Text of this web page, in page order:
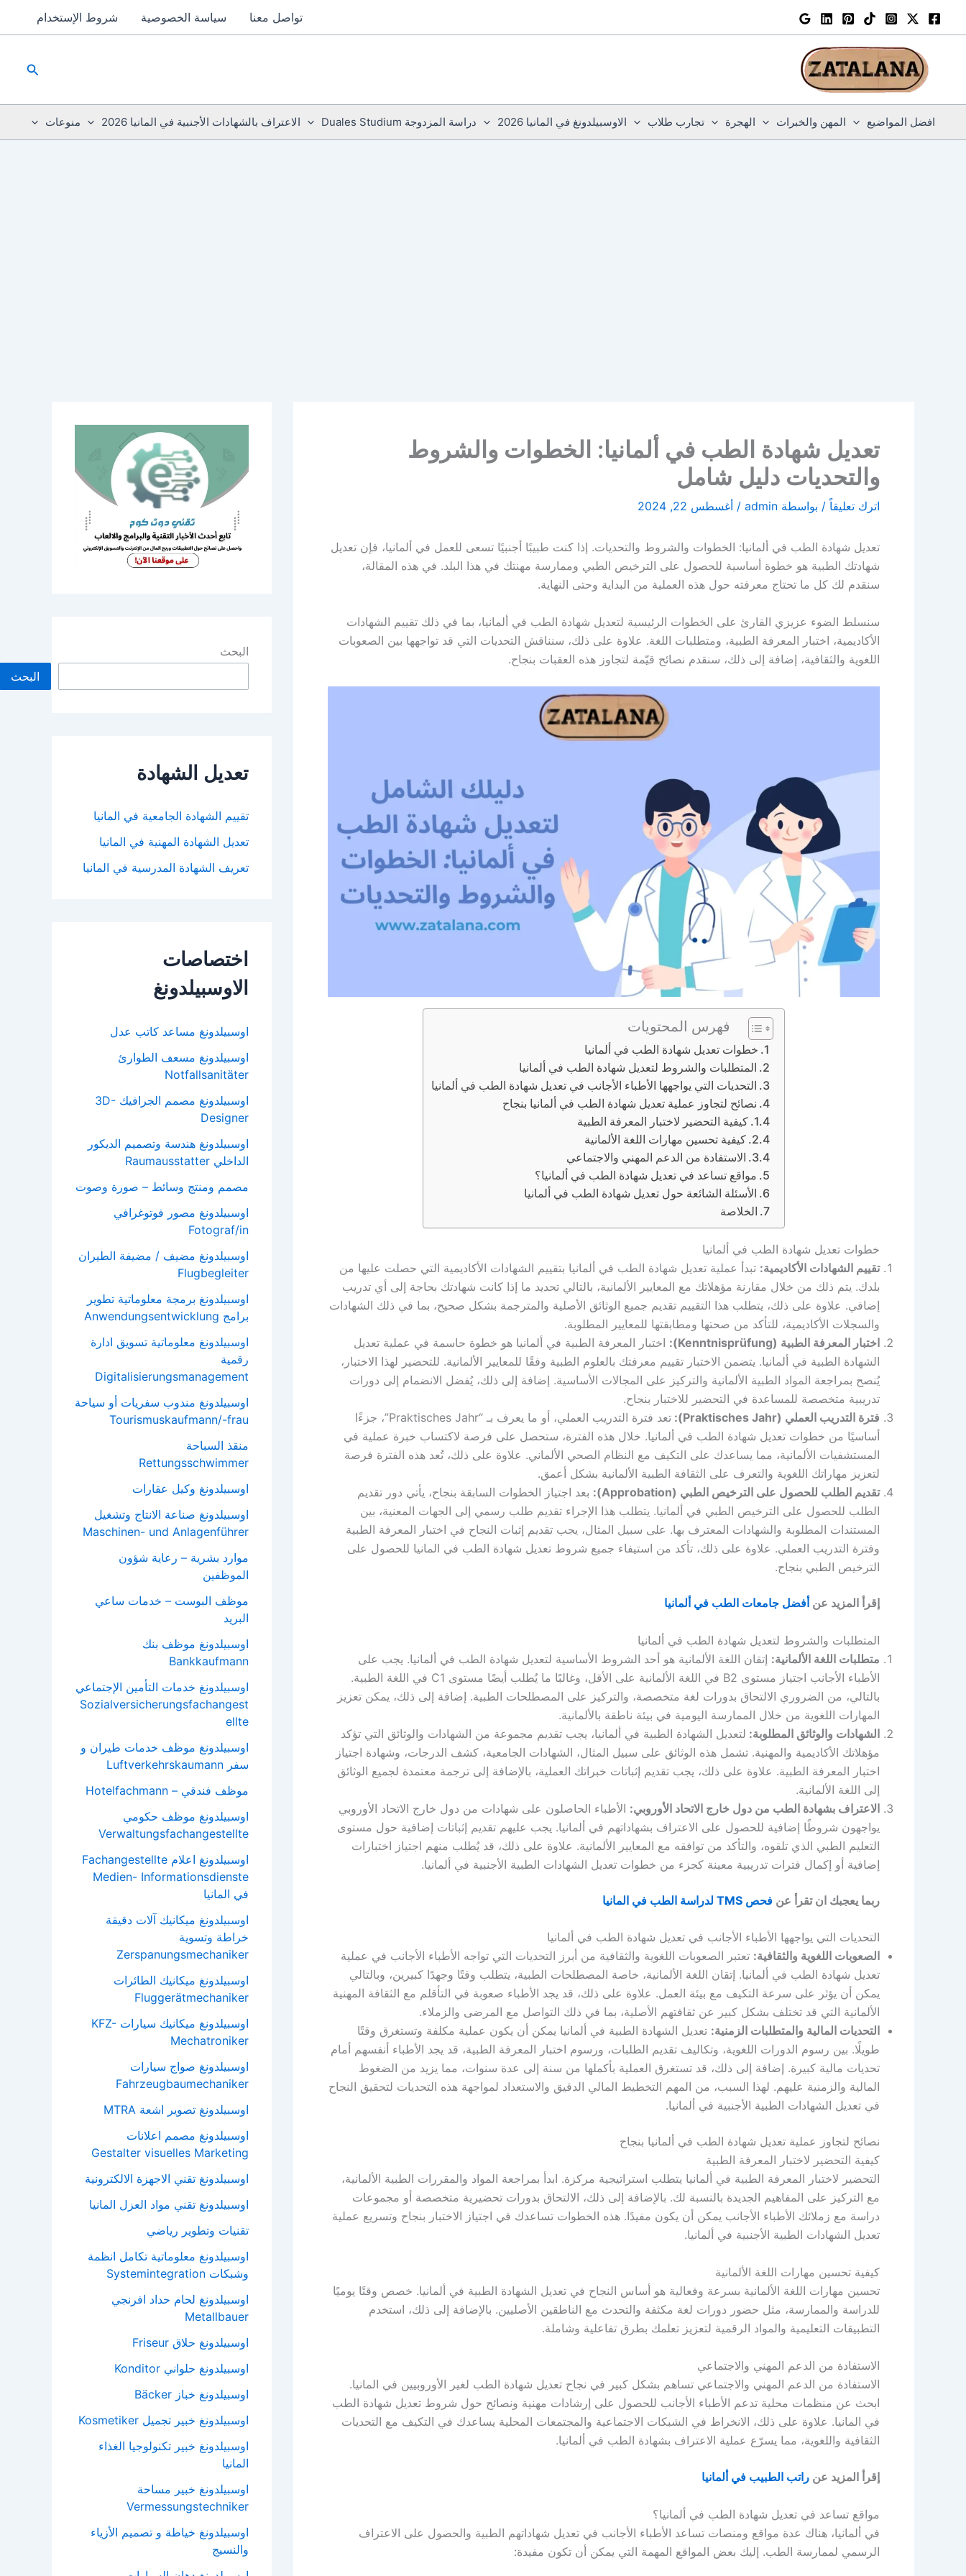
تواصل معنا سياسة الخصوصية شروط الإستخدام
البحث
افضل المواضيع المهن والخبرات الهجرة تجارب طلاب الاوسبيلدونغ في المانيا 2026 دراسة المزدوجة Duales Studium الاعتراف بالشهادات الأجنبية في المانيا 2026 منوعات
تعديل شهادة الطب في ألمانيا: الخطوات والشروط
والتحديات دليل شامل
اترك تعليقاً / بواسطة admin
/ أغسطس 22, 2024
تعديل شهادة الطب في ألمانيا: الخطوات والشروط والتحديات. إذا كنت طبيبًا أجنبيًا تسعى للعمل في ألمانيا، فإن تعديل
شهادتك الطبية هو خطوة أساسية للحصول على الترخيص الطبي وممارسة مهنتك في هذا البلد. في هذه المقالة،
سنقدم لك كل ما تحتاج معرفته حول هذه العملية من البداية وحتى النهاية.
سنسلط الضوء عزيزي القارئ على الخطوات الرئيسية لتعديل شهادة الطب في ألمانيا، بما في ذلك تقييم الشهادات
الأكاديمية، اختبار المعرفة الطبية، ومتطلبات اللغة. علاوة على ذلك، سنناقش التحديات التي قد تواجهها بين الصعوبات
اللغوية والثقافية، إضافة إلى ذلك، سنقدم نصائح قيّمة لتجاوز هذه العقبات بنجاح.
فهرس المحتويات
خطوات تعديل شهادة الطب في ألمانيا
المتطلبات والشروط لتعديل شهادة الطب في ألمانيا
التحديات التي يواجهها الأطباء الأجانب في تعديل شهادة الطب في ألمانيا
نصائح لتجاوز عملية تعديل شهادة الطب في ألمانيا بنجاح
كيفية التحضير لاختبار المعرفة الطبية
كيفية تحسين مهارات اللغة الألمانية
الاستفادة من الدعم المهني والاجتماعي
مواقع تساعد في تعديل شهادة الطب في ألمانيا؟
الأسئلة الشائعة حول تعديل شهادة الطب في ألمانيا
الخلاصة
خطوات تعديل شهادة الطب في ألمانيا
تقييم الشهادات الأكاديمية: تبدأ عملية تعديل شهادة الطب في ألمانيا بتقييم الشهادات الأكاديمية التي حصلت عليها من
بلدك. يتم ذلك من خلال مقارنة مؤهلاتك مع المعايير الألمانية، بالتالي تحديد ما إذا كانت شهادتك بحاجة إلى أي تدريب
إضافي. علاوة على ذلك، يتطلب هذا التقييم تقديم جميع الوثائق الأصلية والمترجمة بشكل صحيح، بما في ذلك الشهادات
والسجلات الأكاديمية، للتأكد من صحتها ومطابقتها للمعايير المطلوبة.
اختبار المعرفة الطبية (Kenntnisprüfung):
اختبار المعرفة الطبية في ألمانيا هو خطوة حاسمة في عملية تعديل
الشهادة الطبية في ألمانيا. يتضمن الاختبار تقييم معرفتك بالعلوم الطبية وفقًا للمعايير الألمانية. للتحضير لهذا الاختبار،
يُنصح بمراجعة المواد الطبية الألمانية والتركيز على المجالات الأساسية. إضافة إلى ذلك، يُفضل الانضمام إلى دورات
تدريبية متخصصة للمساعدة في التحضير للاختبار بنجاح.
فترة التدريب العملي (Praktisches Jahr):
تعد فترة التدريب العملي، أو ما يعرف بـ “Praktisches Jahr”، جزءًا
أساسيًا من خطوات تعديل شهادة الطب في ألمانيا. خلال هذه الفترة، ستحصل على فرصة لاكتساب خبرة عملية في
المستشفيات الألمانية، مما يساعدك على التكيف مع النظام الصحي الألماني. علاوة على ذلك، تُعد هذه الفترة فرصة
لتعزيز مهاراتك اللغوية والتعرف على الثقافة الطبية الألمانية بشكل أعمق.
تقديم الطلب للحصول على الترخيص الطبي (Approbation):
بعد اجتياز الخطوات السابقة بنجاح، يأتي دور تقديم
الطلب للحصول على الترخيص الطبي في ألمانيا. يتطلب هذا الإجراء تقديم طلب رسمي إلى الجهات المعنية، بين
المستندات المطلوبة والشهادات المعترف بها. على سبيل المثال، يجب تقديم إثبات النجاح في اختبار المعرفة الطبية
وفترة التدريب العملي. علاوة على ذلك، تأكد من استيفاء جميع شروط تعديل شهادة الطب في المانيا للحصول على
الترخيص الطبي بنجاح.
إقرأ المزيد عن أفضل جامعات الطب في ألمانيا
المتطلبات والشروط لتعديل شهادة الطب في ألمانيا
متطلبات اللغة الألمانية: إتقان اللغة الألمانية هو أحد الشروط الأساسية لتعديل شهادة الطب في ألمانيا. يجب على
الأطباء الأجانب اجتياز مستوى B2 في اللغة الألمانية على الأقل، وغالبًا ما يُطلب أيضًا مستوى C1 في اللغة الطبية.
بالتالي، من الضروري الالتحاق بدورات لغة متخصصة، والتركيز على المصطلحات الطبية. إضافة إلى ذلك، يمكن تعزيز
المهارات اللغوية من خلال الممارسة اليومية في بيئة ناطقة بالألمانية.
الشهادات والوثائق المطلوبة: لتعديل الشهادة الطبية في ألمانيا، يجب تقديم مجموعة من الشهادات والوثائق التي تؤكد
مؤهلاتك الأكاديمية والمهنية. تشمل هذه الوثائق على سبيل المثال، الشهادات الجامعية، كشف الدرجات، وشهادة اجتياز
اختبار المعرفة الطبية. علاوة على ذلك، يجب تقديم إثباتات خبراتك العملية، بالإضافة إلى ترجمة معتمدة لجميع الوثائق
إلى اللغة الألمانية.
الاعتراف بشهادة الطب من دول خارج الاتحاد الأوروبي: الأطباء الحاصلون على شهادات من دول خارج الاتحاد الأوروبي
يواجهون شروطًا إضافية للحصول على الاعتراف بشهاداتهم في ألمانيا. يجب عليهم تقديم إثباتات إضافية حول مستوى
التعليم الطبي الذي تلقوه، والتأكد من توافقه مع المعايير الألمانية. علاوة على ذلك، قد يُطلب منهم اجتياز اختبارات
إضافية أو إكمال فترات تدريبية معينة كجزء من خطوات تعديل الشهادات الطبية الأجنبية في ألمانيا.
ربما يعجبك ان تقرأ عن فحص TMS لدراسة الطب في المانيا
التحديات التي يواجهها الأطباء الأجانب في تعديل شهادة الطب في ألمانيا
الصعوبات اللغوية والثقافية: تعتبر الصعوبات اللغوية والثقافية من أبرز التحديات التي تواجه الأطباء الأجانب في عملية
تعديل شهادة الطب في ألمانيا. إتقان اللغة الألمانية، خاصة المصطلحات الطبية، يتطلب وقتًا وجهدًا كبيرين، وبالتالي
يمكن أن يؤثر على سرعة التكيف مع بيئة العمل. علاوة على ذلك، قد يجد الأطباء صعوبة في التأقلم مع الثقافة المهنية
الألمانية التي قد تختلف بشكل كبير عن ثقافتهم الأصلية، بما في ذلك التواصل مع المرضى والزملاء.
التحديات المالية والمتطلبات الزمنية: تعديل الشهادة الطبية في ألمانيا يمكن أن يكون عملية مكلفة وتستغرق وقتًا
طويلًا. بين رسوم الدورات اللغوية، وتكاليف تقديم الطلبات، ورسوم اختبار المعرفة الطبية، قد يجد الأطباء أنفسهم أمام
تحديات مالية كبيرة. إضافة إلى ذلك، قد تستغرق العملية بأكملها من سنة إلى عدة سنوات، مما يزيد من الضغوط
المالية والزمنية عليهم. لهذا السبب، من المهم التخطيط المالي الدقيق والاستعداد لمواجهة هذه التحديات لتحقيق النجاح
في تعديل الشهادات الطبية الأجنبية في ألمانيا.
نصائح لتجاوز عملية تعديل شهادة الطب في ألمانيا بنجاح
كيفية التحضير لاختبار المعرفة الطبية
التحضير لاختبار المعرفة الطبية في ألمانيا يتطلب استراتيجية مركزة. ابدأ بمراجعة المواد والمقررات الطبية الألمانية،
مع التركيز على المفاهيم الجديدة بالنسبة لك. بالإضافة إلى ذلك، الالتحاق بدورات تحضيرية متخصصة أو مجموعات
دراسة مع زملائك الأطباء الأجانب يمكن أن يكون مفيدًا. هذه الخطوات تساعدك في اجتياز الاختبار بنجاح وتسريع عملية
تعديل الشهادات الطبية الأجنبية في ألمانيا.
كيفية تحسين مهارات اللغة الألمانية
تحسين مهارات اللغة الألمانية بسرعة وفعالية هو أساس النجاح في تعديل الشهادة الطبية في ألمانيا. خصص وقتًا يوميًا
للدراسة والممارسة، مثل حضور دورات لغة مكثفة والتحدث مع الناطقين الأصليين. بالإضافة إلى ذلك، استخدم
التطبيقات التعليمية والمواد الرقمية لتعزيز تعلمك بطرق تفاعلية وشاملة.
الاستفادة من الدعم المهني والاجتماعي
الاستفادة من الدعم المهني والاجتماعي تساهم بشكل كبير في نجاح تعديل شهادة الطب لغير الأوروبيين في المانيا.
ابحث عن منظمات محلية تدعم الأطباء الأجانب للحصول على إرشادات مهنية ونصائح حول شروط تعديل شهادة الطب
في المانيا. علاوة على ذلك، الانخراط في الشبكات الاجتماعية والمجتمعات المحلية يساعدك في التكيف مع التحديات
الثقافية واللغوية، مما يسرّع عملية الاعتراف بشهادة الطب في ألمانيا.
إقرأ المزيد عن راتب الطبيب في ألمانيا
مواقع تساعد في تعديل شهادة الطب في ألمانيا؟
في ألمانيا، هناك عدة مواقع ومنصات تساعد الأطباء الأجانب في تعديل شهاداتهم الطبية والحصول على الاعتراف
الرسمي لممارسة الطب. إليك بعض المواقع المهمة التي يمكن أن تكون مفيدة:
البحث
البحث
تعديل الشهادة
تقييم الشهادة الجامعية في المانيا
تعديل الشهادة المهنية في المانيا
تعريف الشهادة المدرسية في المانيا
اختصاصات
الاوسبيلدونغ
اوسبيلدونغ مساعد كاتب عدل
اوسبيلدونغ مسعف الطوارئ
Notfallsanitäter
اوسبيلدونغ مصمم الجرافيك 3D-
Designer
اوسبيلدونغ هندسة وتصميم الديكور
الداخلي Raumausstatter
مصمم ومنتج وسائط – صورة وصوت
اوسبيلدونغ مصور فوتوغرافي
Fotograf/in
اوسبيلدونغ مضيف / مضيفة الطيران
Flugbegleiter
اوسبيلدونغ برمجة معلوماتية تطوير
برامج Anwendungsentwicklung
اوسبيلدونغ معلوماتية تسويق ادارة
رقمية
Digitalisierungsmanagement
اوسبيلدونغ مندوب سفريات أو سياحة
Tourismuskaufmann/-frau
منقذ السباحة
Rettungsschwimmer
اوسبيلدونغ وكيل عقارات
اوسبيلدونغ صناعة الانتاج وتشغيل
Maschinen- und Anlagenführer
موارد بشرية – رعاية شؤون
الموظفين
موظف البوست – خدمات ساعي
البريد
اوسبيلدونغ موظف بنك
Bankkaufmann
اوسبيلدونغ خدمات التأمين الإجتماعي
Sozialversicherungsfachangest
ellte
اوسبيلدونغ موظف خدمات طيران و
سفر Luftverkehrskaumann
موظف فندقي – Hotelfachmann
اوسبيلدونغ موظف حكومي
Verwaltungsfachangestellte
اوسبيلدونغ اعلام Fachangestellte
Medien- Informationsdienste
في المانيا
اوسبيلدونغ ميكانيك آلات دقيقة
خراطة وتسوية
Zerspanungsmechaniker
اوسبيلدونغ ميكانيك الطائرات
Fluggerätmechaniker
اوسبيلدونغ ميكانيك سيارات KFZ-
Mechatroniker
اوسبيلدونغ صواج سيارات
Fahrzeugbaumechaniker
اوسبيلدونغ تصوير اشعة MTRA
اوسبيلدونغ مصمم اعلانات
Gestalter visuelles Marketing
اوسبيلدونغ تقني الاجهزة الالكترونية
اوسبيلدونغ تقني مواد العزل المانيا
تقنيات وتطوير رياضي
اوسبيلدونغ معلوماتية تكامل انظمة
وشبكات Systemintegration
اوسبيلدونغ لحام حداد افرنجي
Metallbauer
اوسبيلدونغ حلاق Friseur
اوسبيلدونغ حلواني Konditor
اوسبيلدونغ خباز Bäcker
اوسبيلدونغ خبير تجميل Kosmetiker
اوسبيلدونغ خبير تكنولوجيا الغذاء
المانيا
اوسبيلدونغ خبير مساحة
Vermessungstechniker
اوسبيلدونغ خياطة و تصميم الأزياء
والنسيج